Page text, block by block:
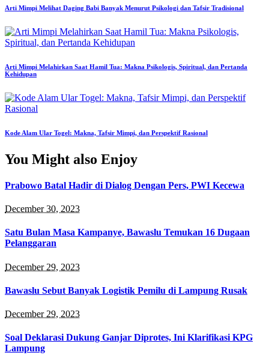
Arti Mimpi Melihat Daging Babi Banyak Menurut Psikologi dan Tafsir Tradisional
Arti Mimpi Melahirkan Saat Hamil Tua: Makna Psikologis, Spiritual, dan Pertanda
Kehidupan
Kode Alam Ular Togel: Makna, Tafsir Mimpi, dan Perspektif Rasional
You Might also Enjoy
Prabowo Batal Hadir di Dialog Dengan Pers, PWI Kecewa
December 30, 2023
Satu Bulan Masa Kampanye, Bawaslu Temukan 16 Dugaan
Pelanggaran
December 29, 2023
Bawaslu Sebut Banyak Logistik Pemilu di Lampung Rusak
December 29, 2023
Soal Deklarasi Dukung Ganjar Diprotes, Ini Klarifikasi KPG
Lampung